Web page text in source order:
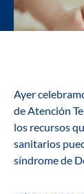
Ayer
de Atención
los recursos
sanitarios
síndrome de